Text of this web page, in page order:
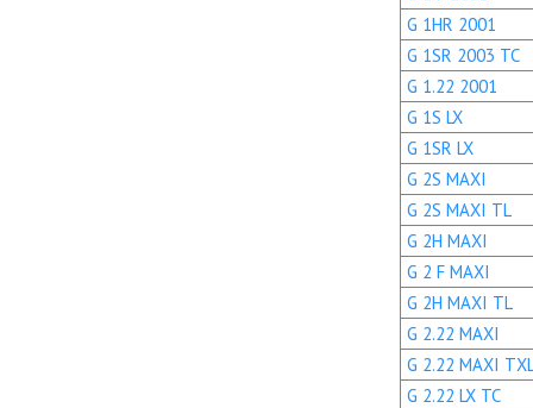
G 1HR 2001
G 1SR 2003 TC
G 1.22 2001
G 1S LX
G 1SR LX
G 2S MAXI
G 2S MAXI TL
G 2H MAXI
G 2 F MAXI
G 2H MAXI TL
G 2.22 MAXI
G 2.22 MAXI
G 2.22 LX TC